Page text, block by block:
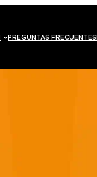
PREGUNTAS FRECUENTES